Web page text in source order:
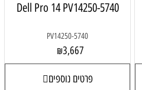
Dell Pro 14 PV14250-5740
PV14250-5740
₪3,667
פרטים נוספים